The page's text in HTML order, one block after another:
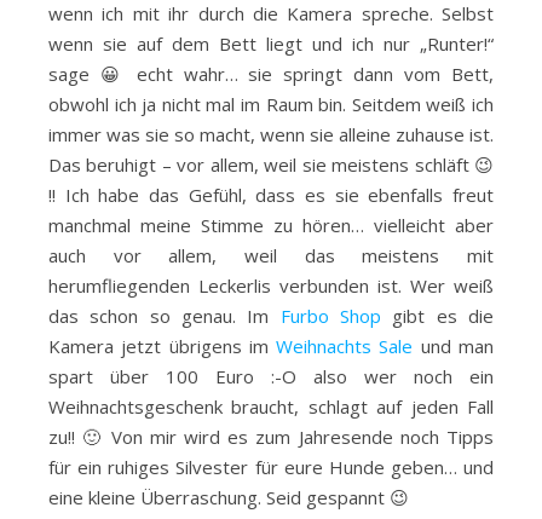
wenn ich mit ihr durch die Kamera spreche. Selbst
wenn sie auf dem Bett liegt und ich nur „Runter!“
sage 😀 echt wahr… sie springt dann vom Bett,
obwohl ich ja nicht mal im Raum bin. Seitdem weiß ich
immer was sie so macht, wenn sie alleine zuhause ist.
Das beruhigt – vor allem, weil sie meistens schläft 😉
!! Ich habe das Gefühl, dass es sie ebenfalls freut
manchmal meine Stimme zu hören… vielleicht aber
auch vor allem, weil das meistens mit
herumfliegenden Leckerlis verbunden ist. Wer weiß
das schon so genau. Im Furbo Shop gibt es die
Kamera jetzt übrigens imWeihnachts Sale und man
spart über 100 Euro :-O also wer noch ein
Weihnachtsgeschenk braucht, schlagt auf jeden Fall
zu!! 🙂 Von mir wird es zum Jahresende noch Tipps
für ein ruhiges Silvester für eure Hunde geben… und
eine kleine Überraschung. Seid gespannt 😉